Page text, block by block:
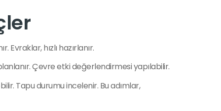
hızlı hazırlanır.
Çevre etki değerlendirmesi yapılabilir.
Tapu durumu incelenir. Bu adımlar,